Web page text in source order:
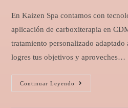
En Kaizen Spa contamos con
aplicación de carboxiterapia en
tratamiento personalizado adaptado
logres tus objetivos y aproveches…
Continuar Leyendo